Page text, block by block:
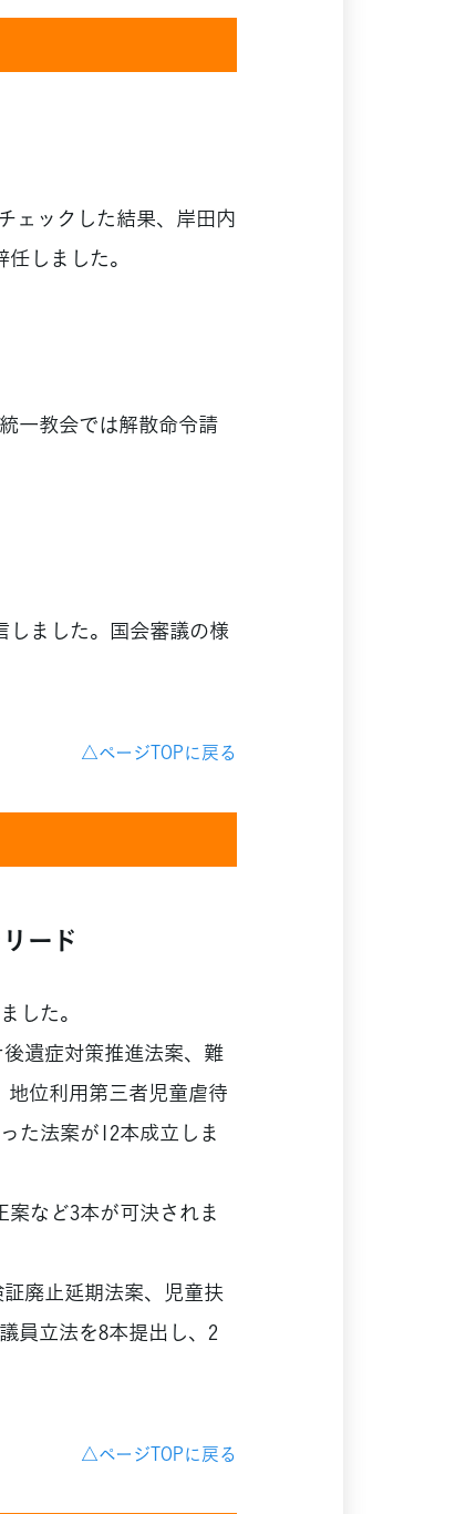
ェックした結果、岸田内
しました。
一教会では解散命令請
ました。国会審議の様
△ページTOPに戻る
ード
した。
遺症対策推進法案、難
位利用第三者児童虐待
た法案が12本成立しま
など3本が可決されま
廃止延期法案、児童扶
員立法を8本提出し、2
△ページTOPに戻る